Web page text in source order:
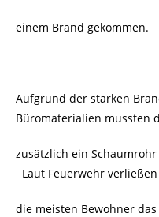
einem Brand gekommen.
Aufgrund der starken
Büromaterialien mussten
zusätzlich ein
Laut Feuerwehr verließen
die meisten Bewohner